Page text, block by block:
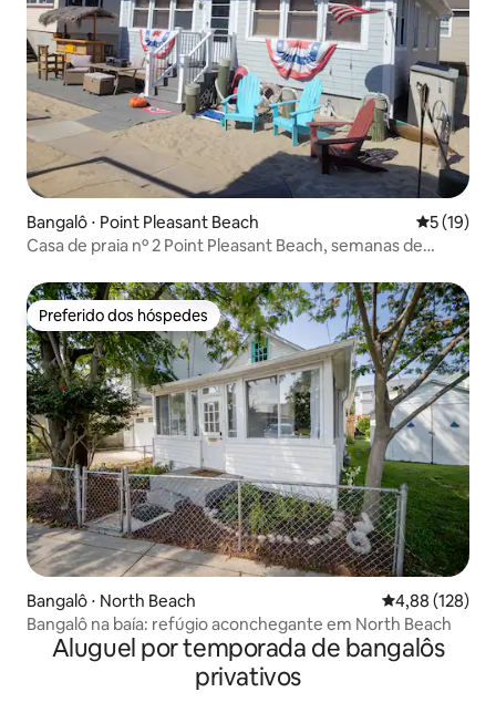
Bangalô ⋅ Point Pleasant Beach 5 de uma
5 (19)
Casa de praia nº 2 Point Pleasant Beach, semanas de
Preferido dos hóspedes
Preferido dos hóspedes
Bangalô ⋅ North Beach 4,88 de uma
4,88 (128)
Bangalô na baía: refúgio aconchegante em North Beach
Aluguel por temporada de bangalôs
privativos